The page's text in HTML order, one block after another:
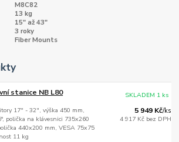
M8C82
13 kg
15" až 43"
3 roky
Fiber Mounts
stanice NB L80
17" - 32", výška 450 mm,
polička na klávesnici 735x260
440x200 mm, VESA 75x75
11 kg
5 949 Kč/ks
4 917 Kč bez DPH
SKLADEM 1 ks